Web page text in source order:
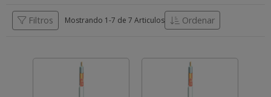
Filtros Mostrando 1-7 de 7 Articulos Ordenar